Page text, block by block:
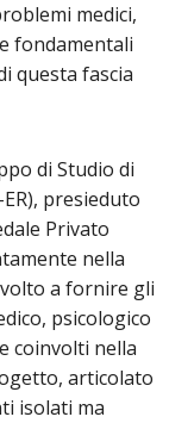
medici,
fondamentali
questa fascia
di Studio di
presieduto
Privato
nella
a fornire gli
psicologico
coinvolti nella
articolato
isolati ma